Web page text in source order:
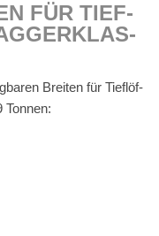
FÜR TIEF­
Brei­ten für Tief­löf­
Ton­nen: